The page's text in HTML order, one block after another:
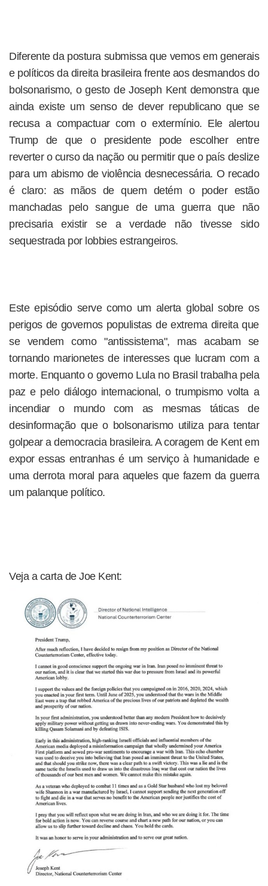
Diferente da postura submissa que vemos em generais
e políticos da direita brasileira frente aos desmandos do
bolsonarismo, o gesto de Joseph Kent demonstra que
ainda existe um senso de dever republicano que se
recusa a compactuar com o extermínio. Ele alertou
Trump de que o presidente pode escolher entre
reverter o curso da nação ou permitir que o país deslize
para um abismo de violência desnecessária. O recado
é claro: as mãos de quem detém o poder estão
manchadas pelo sangue de uma guerra que não
precisaria existir se a verdade não tivesse sido
sequestrada por lobbies estrangeiros.
Este episódio serve como um alerta global sobre os
perigos de governos populistas de extrema direita que
se vendem como "antissistema", mas acabam se
tornando marionetes de interesses que lucram com a
morte. Enquanto o governo Lula no Brasil trabalha pela
paz e pelo diálogo internacional, o trumpismo volta a
incendiar o mundo com as mesmas táticas de
desinformação que o bolsonarismo utiliza para tentar
golpear a democracia brasileira. A coragem de Kent em
expor essas entranhas é um serviço à humanidade e
uma derrota moral para aqueles que fazem da guerra
um palanque político.
Veja a carta de Joe Kent: